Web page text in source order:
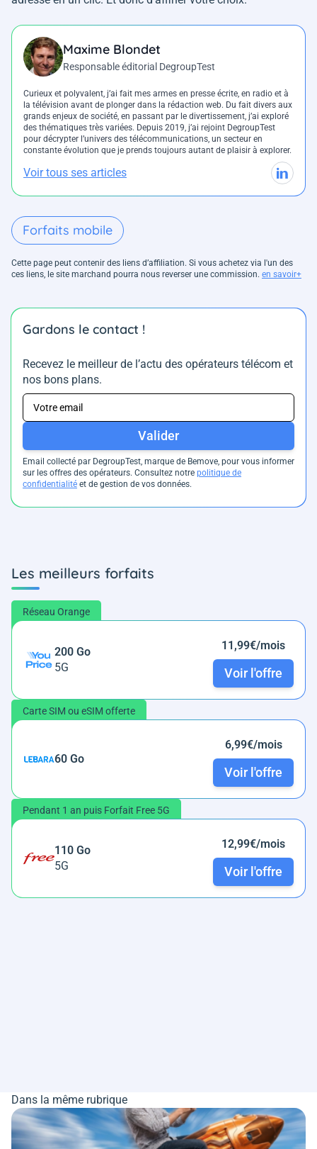
Maxime Blondet
Responsable éditorial DegroupTest
Curieux et polyvalent, j’ai fait mes armes en presse écrite, en radio et à
la télévision avant de plonger dans la rédaction web. Du fait divers aux
grands enjeux de société, en passant par le divertissement, j’ai exploré
des thématiques très variées. Depuis 2019, j’ai rejoint DegroupTest
pour décrypter l’univers des télécommunications, un secteur en
constante évolution que je prends toujours autant de plaisir à explorer.
Voir tous ses articles
Forfaits mobile
Cette page peut contenir des liens d’affiliation. Si vous achetez via l'un des
ces liens, le site marchand pourra nous reverser une commission. en savoir+
Gardons le contact !
Recevez le meilleur de l’actu des opérateurs télécom et
nos bons plans.
Valider
Email collecté par DegroupTest, marque de Bemove, pour vous informer
sur les offres des opérateurs. Consultez notre politique de
confidentialité et de gestion de vos données.
Les meilleurs forfaits
Réseau Orange
200 Go
5G
11,99€/mois
Voir l'offre
Carte SIM ou eSIM offerte
60 Go
6,99€/mois
Voir l'offre
Pendant 1 an puis Forfait Free 5G
110 Go
5G
12,99€/mois
Voir l'offre
Dans la même rubrique